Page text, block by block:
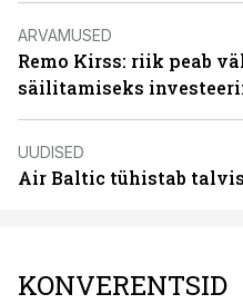
ARVAMUSED
Remo Kirss: riik peab
säilitamiseks
UUDISED
Air Baltic tühistab
KONVERENTSID